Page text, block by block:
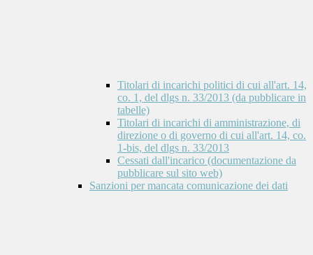
Titolari di incarichi politici di cui all'art. 14,
co. 1, del dlgs n. 33/2013 (da pubblicare in
tabelle)
Titolari di incarichi di amministrazione, di
direzione o di governo di cui all'art. 14, co.
1-bis, del dlgs n. 33/2013
Cessati dall'incarico (documentazione da
pubblicare sul sito web)
Sanzioni per mancata comunicazione dei dati